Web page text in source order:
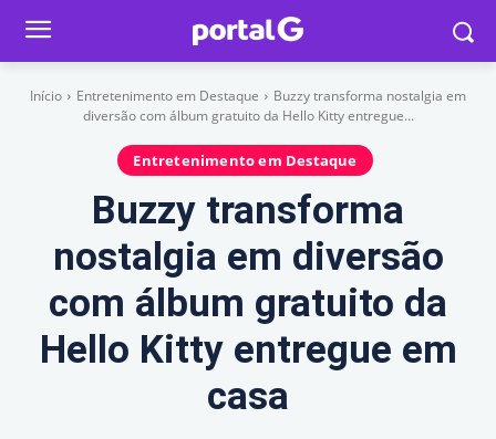
Início Entretenimento em Destaque
Buzzy transforma nostalgia em
diversão com álbum gratuito da Hello Kitty entregue...
Entretenimento em Destaque
Buzzy transforma
nostalgia em diversão
com álbum gratuito da
Hello Kitty entregue em
casa